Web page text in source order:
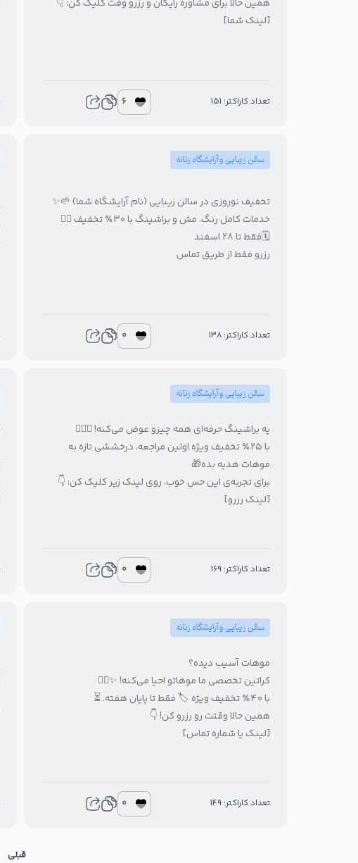
همین حالا برای مشاوره رایگان و رزرو وقت کلیک کن: 👇
[لینک شما]
تعداد کاراکتر: 151 6
سالن زیبایی و آرایشگاه زنانه
تخفیف نوروزی در سالن زیبایی (نام آرایشگاه شما) 🌱✨
خدمات کامل رنگ، مش و براشینگ با ۳۰٪ تخفیف 💇‍♀️
🗓️فقط تا ۲۸ اسفند
رزرو فقط از طریق تماس
تعداد کاراکتر: 138 0
سالن زیبایی و آرایشگاه زنانه
یه براشینگ حرفه‌ای همه چیزو عوض می‌کنه! 💇‍♀️✨
با ۲۵٪ تخفیف ویژه اولین مراجعه، درخششی تازه به
موهات هدیه بده🎁
برای تجربه‌ی این حس خوب، روی لینک زیر کلیک کن: 👇
[لینک رزرو]
تعداد کاراکتر: 169 0
سالن زیبایی و آرایشگاه زنانه
موهات آسیب دیده؟
کراتین تخصصی ما موهاتو احیا می‌کنه! ✨💆‍♀️
با ۴۰٪ تخفیف ویژه 🏷️ فقط تا پایان هفته. ⏳
همین حالا وقتت رو رزرو کن! 👇
[لینک یا شماره تماس]
تعداد کاراکتر: 149 0
قبلی